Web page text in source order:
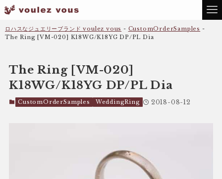
ロハスなジュエリーブランド voulez vous - CustomOrderSamples -
The Ring [VM-020] K18WG/K18YG DP/PL Dia
The Ring [VM-020]
K18WG/K18YG DP/PL Dia
CustomOrderSamples WeddingRing 2018-08-12